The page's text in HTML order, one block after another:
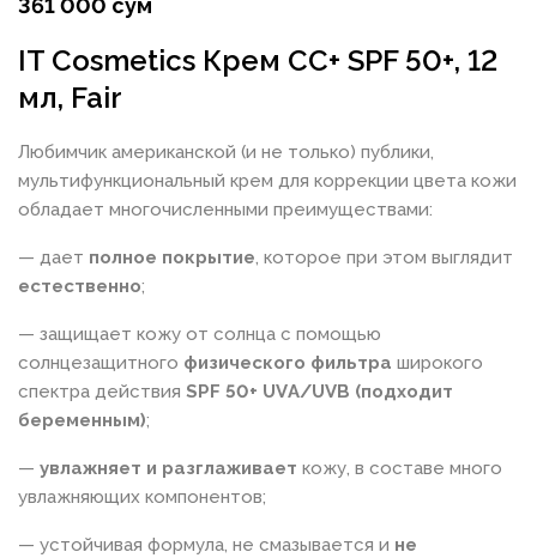
361 000 сум
IT Cosmetics Крем CC+ SPF 50+, 12
мл, Fair
Любимчик американской (и не только) публики,
мультифункциональный крем для коррекции цвета кожи
обладает многочисленными преимуществами:
— дает полное покрытие, которое при этом выглядит
естественно;
— защищает кожу от солнца с помощью
солнцезащитного физического фильтра широкого
спектра действия SPF 50+ UVА/UVB (подходит
беременным);
— увлажняет и разглаживает кожу, в составе много
увлажняющих компонентов;
— устойчивая формула, не смазывается и не